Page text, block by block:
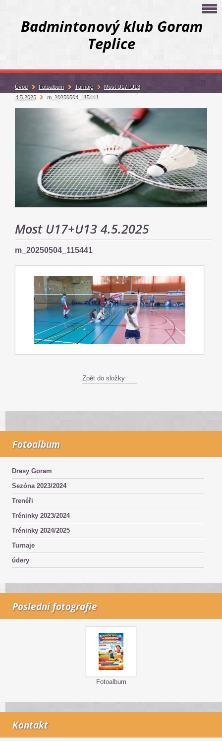
Badmintonový klub Goram
Teplice
Most U17+U13 4.5.2025
m_20250504_115441
Zpět do složky
Fotoalbum
Dresy Goram
Sezóna 2023/2024
Trenéři
Tréninky 2023/2024
Tréninky 2024/2025
Turnaje
údery
Poslední fotografie
Fotoalbum
Kontakt
Úvod Fotoalbum Turnaje
Most U17+U13
4.5.2025
m_20250504_115441